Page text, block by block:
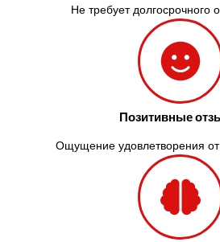
Не требует долгосрочного
Позитивные
Ощущение удовлетворения